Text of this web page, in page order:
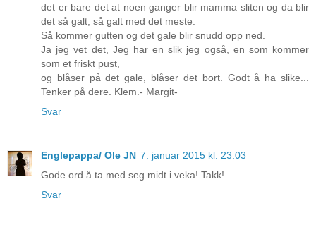
det er bare det at noen ganger blir mamma sliten og da blir
det så galt, så galt med det meste.
Så kommer gutten og det gale blir snudd opp ned.
Ja jeg vet det, Jeg har en slik jeg også, en som kommer
som et friskt pust,
og blåser på det gale, blåser det bort. Godt å ha slike...
Tenker på dere. Klem.- Margit-
Svar
Englepappa/ Ole JN 7. januar 2015 kl. 23:03
Gode ord å ta med seg midt i veka! Takk!
Svar